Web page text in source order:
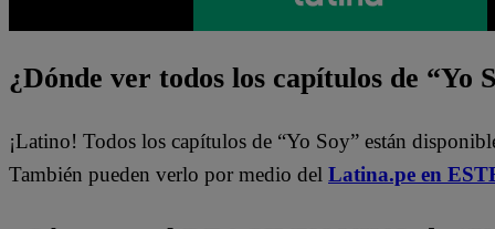
¿Dónde ver todos los capítulos de “Yo
¡Latino! Todos los capítulos de “Yo Soy” están
También pueden verlo por medio del Latina.pe en